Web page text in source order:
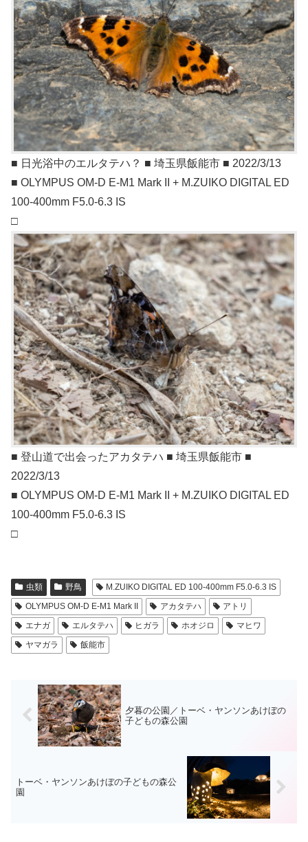
■ 日光浴中のエルタテハ？ ■ 埼玉県飯能市 ■ 2022/3/13
■ OLYMPUS OM-D E-M1 Mark II + M.ZUIKO DIGITAL ED
100-400mm F5.0-6.3 IS
□
■ 登山道で出会ったアカタテハ ■ 埼玉県飯能市 ■
2022/3/13
■ OLYMPUS OM-D E-M1 Mark II + M.ZUIKO DIGITAL ED
100-400mm F5.0-6.3 IS
□
虫類 野鳥
M.ZUIKO DIGITAL ED 100-400mm F5.0-6.3 IS
OLYMPUS OM-D E-M1 Mark II
アカタテハ
アトリ
エナガ
エルタテハ ヒガラ ホオジロ
マヒワ
ヤマガラ
飯能市
夕暮の公園／トーベ・ヤンソンあけぼの
子どもの森公園
トーベ・ヤンソンあけぼの子どもの森公
園